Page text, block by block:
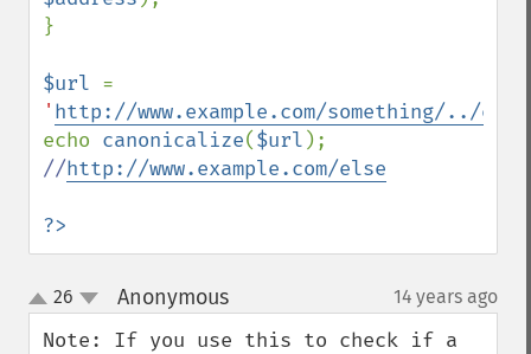
}
$url
' http://www.example.com/something/../else
echo canonicalize($url
//http://www.example.com/else
?>
up
down
26 Anonymous¶ 14 years ago
Note: If you use this to check if a